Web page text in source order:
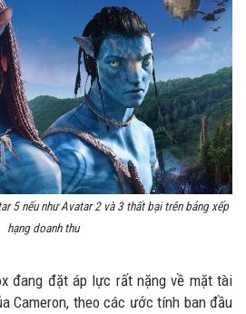
5 nếu như Avatar 2 và 3 thất bại trên bảng xếp
hạng doanh thu
đang đặt áp lực rất nặng về mặt tài
Cameron, theo các ước tính ban đầu